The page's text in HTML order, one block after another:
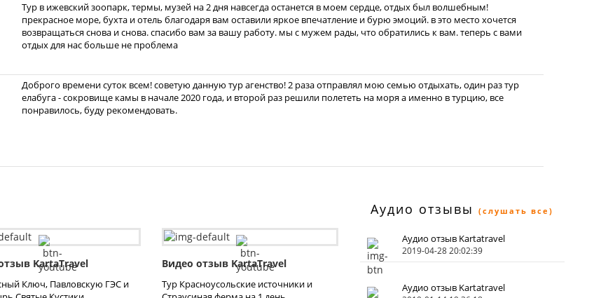
Тур в ижевский зоопарк, термы, музей на 2 дня навсегда останется в моем сердце, отдых был волшебным!
прекрасное море, бухта и отель благодаря вам оставили яркое впечатление и бурю эмоций. в это место хочется
возвращаться снова и снова. спасибо вам за вашу работу. мы с мужем рады, что обратились к вам. теперь с вами
отдых для нас больше не проблема
Доброго времени суток всем! советую данную тур агенство! 2 раза отправлял мою семью отдыхать, один раз тур
елабуга - сокровище камы в начале 2020 года, и второй раз решили полететь на моря а именно в турцию, все
понравилось, буду рекомендовать.
Аудио отзывы (слушать все)
KartaTravel
Ключ, Павловскую ГЭС и
Видео отзыв KartaTravel
Тур Красноусольские источники и
Аудио отзыв Kartatravel
2019-04-28 20:02:39
Аудио отзыв Kartatravel